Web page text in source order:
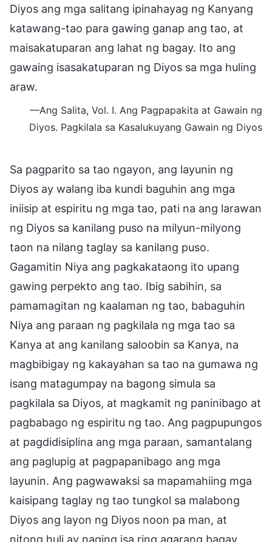
Diyos ang mga salitang ipinahayag ng Kanyang
katawang-tao para gawing ganap ang tao, at
maisakatuparan ang lahat ng bagay. Ito ang
gawaing isasakatuparan ng Diyos sa mga huling
araw.
—Ang Salita, Vol. I. Ang Pagpapakita at Gawain ng
Diyos. Pagkilala sa Kasalukuyang Gawain ng Diyos
Sa pagparito sa tao ngayon, ang layunin ng
Diyos ay walang iba kundi baguhin ang mga
iniisip at espiritu ng mga tao, pati na ang larawan
ng Diyos sa kanilang puso na milyun-milyong
taon na nilang taglay sa kanilang puso.
Gagamitin Niya ang pagkakataong ito upang
gawing perpekto ang tao. Ibig sabihin, sa
pamamagitan ng kaalaman ng tao, babaguhin
Niya ang paraan ng pagkilala ng mga tao sa
Kanya at ang kanilang saloobin sa Kanya, na
magbibigay ng kakayahan sa tao na gumawa ng
isang matagumpay na bagong simula sa
pagkilala sa Diyos, at magkamit ng paninibago at
pagbabago ng espiritu ng tao. Ang pagpupungos
at pagdidisiplina ang mga paraan, samantalang
ang paglupig at pagpapanibago ang mga
layunin. Ang pagwawaksi sa mapamahiing mga
kaisipang taglay ng tao tungkol sa malabong
Diyos ang layon ng Diyos noon pa man, at
nitong huli ay naging isa ring agarang bagay